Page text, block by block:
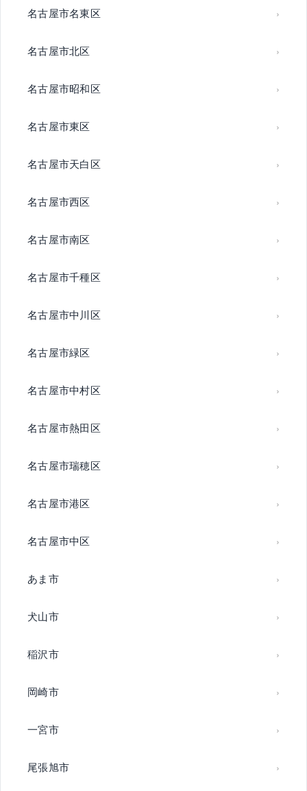
名古屋市名東区
名古屋市北区
名古屋市昭和区
名古屋市東区
名古屋市天白区
名古屋市西区
名古屋市南区
名古屋市千種区
名古屋市中川区
名古屋市緑区
名古屋市中村区
名古屋市熱田区
名古屋市瑞穂区
名古屋市港区
名古屋市中区
あま市
犬山市
稲沢市
岡崎市
一宮市
尾張旭市